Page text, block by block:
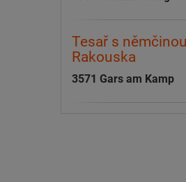
Tesař s
Rakouska
3571 Gars am Kamp